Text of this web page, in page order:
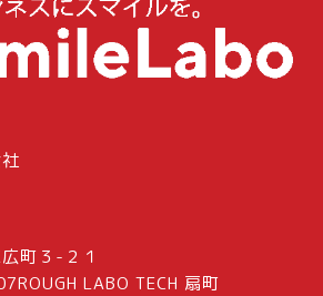
町３-２１
LABO TECH 扇町